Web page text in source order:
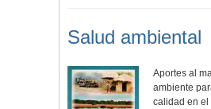
Salud ambiental
Aportes al
ambiente
calidad en el